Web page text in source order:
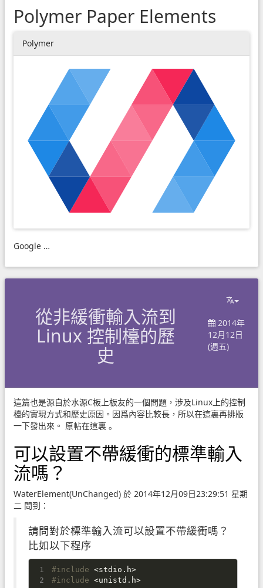
Polymer Paper Elements
Polymer
Google …
從非緩衝輸入流到
Linux 控制檯的歷
史
2014年
12月12日
(週五)
這篇也是源自於水源C板上板友的一個問題，涉及Linux上的控制
檯的實現方式和歷史原因。因爲內容比較長，所以在這裏再排版
一下發出來。 原帖在這裏 。
可以設置不帶緩衝的標準輸入
流嗎？
WaterElement(UnChanged) 於 2014年12月09日23:29:51 星期
二 問到：
請問對於標準輸入流可以設置不帶緩衝嗎？
比如以下程序
#include <stdio.h>
#include <unistd.h>